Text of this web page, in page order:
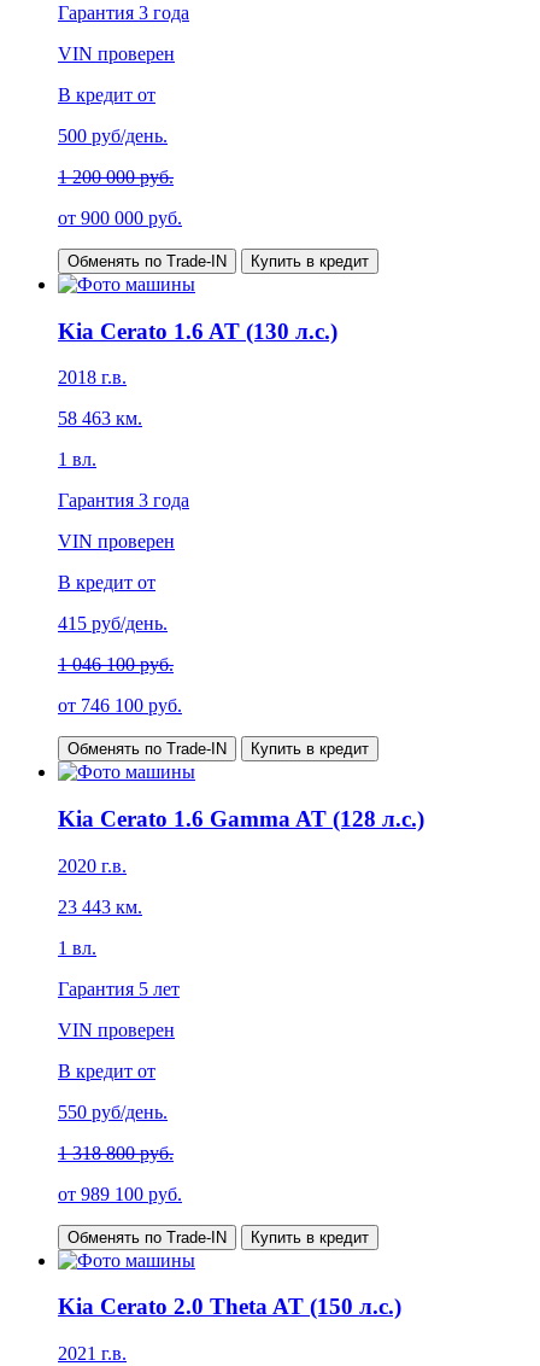
Гарантия 3 года
VIN проверен
В кредит от
500 руб/день.
1 200 000 руб.
от 900 000 руб.
Обменять по Trade-IN Купить в кредит
Kia Cerato 1.6 AT (130 л.с.)
2018 г.в.
58 463 км.
1 вл.
Гарантия 3 года
VIN проверен
В кредит от
415 руб/день.
1 046 100 руб.
от 746 100 руб.
Обменять по Trade-IN Купить в кредит
Kia Cerato 1.6 Gamma AT (128 л.с.)
2020 г.в.
23 443 км.
1 вл.
Гарантия 5 лет
VIN проверен
В кредит от
550 руб/день.
1 318 800 руб.
от 989 100 руб.
Обменять по Trade-IN Купить в кредит
Kia Cerato 2.0 Theta AT (150 л.с.)
2021 г.в.